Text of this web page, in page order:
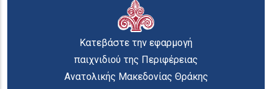
Κατεβάστε την εφαρμογή
παιχνιδιού της Περιφέρειας
Ανατολικής Μακεδονίας Θράκης